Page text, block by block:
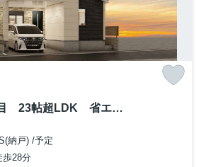
杉並区上井草2丁目 23帖超LDK 省エネZEH水準邸宅
納戸) /予定
歩28分